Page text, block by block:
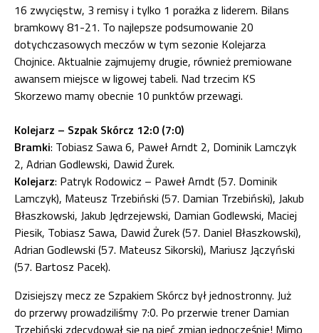
16 zwycięstw, 3 remisy i tylko 1 porażka z liderem. Bilans
bramkowy 81-21. To najlepsze podsumowanie 20
dotychczasowych meczów w tym sezonie Kolejarza
Chojnice. Aktualnie zajmujemy drugie, również premiowane
awansem miejsce w ligowej tabeli. Nad trzecim KS
Skorzewo mamy obecnie 10 punktów przewagi.
Kolejarz – Szpak Skórcz 12:0 (7:0)
Bramki: Tobiasz Sawa 6, Paweł Arndt 2, Dominik Lamczyk
2, Adrian Godlewski, Dawid Żurek.
Kolejarz: Patryk Rodowicz – Paweł Arndt (57. Dominik
Lamczyk), Mateusz Trzebiński (57. Damian Trzebiński), Jakub
Błaszkowski, Jakub Jędrzejewski, Damian Godlewski, Maciej
Piesik, Tobiasz Sawa, Dawid Żurek (57. Daniel Błaszkowski),
Adrian Godlewski (57. Mateusz Sikorski), Mariusz Jączyński
(57. Bartosz Pacek).
Dzisiejszy mecz ze Szpakiem Skórcz był jednostronny. Już
do przerwy prowadziliśmy 7:0. Po przerwie trener Damian
Trzebiński zdecydował się na pięć zmian jednocześnie! Mimo